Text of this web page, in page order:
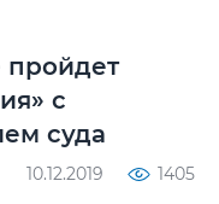
пройдет
с
суда
10.12.2019 1405